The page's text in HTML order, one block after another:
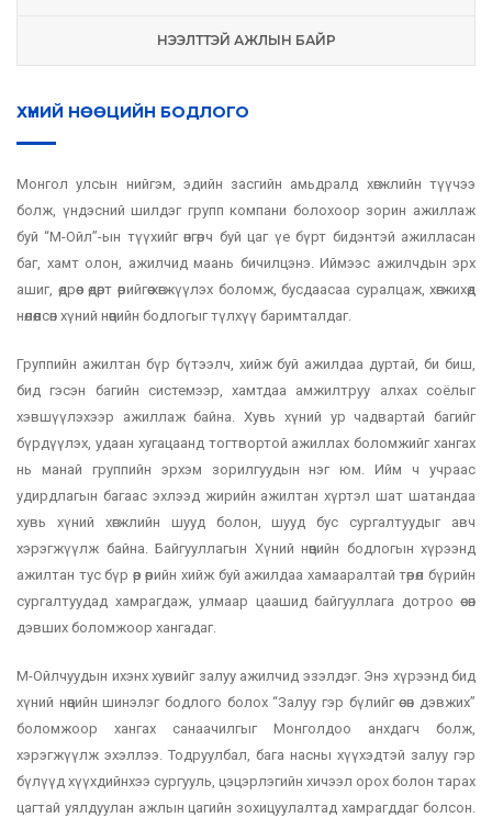
НЭЭЛТТЭЙ АЖЛЫН БАЙР
ХҮНИЙ НӨӨЦИЙН БОДЛОГО
Монгол улсын нийгэм, эдийн засгийн амьдралд хөгжлийн түүчээ
болж, үндэсний шилдэг групп компани болохоор зорин ажиллаж
буй “М-Ойл”-ын түүхийг өнгөрч буй цаг үе бүрт бидэнтэй ажилласан
баг, хамт олон, ажилчид маань бичилцэнэ. Иймээс ажилчдын эрх
ашиг, өдрөөс өдөрт өөрийгөө хөгжүүлэх боломж, бусдаасаа суралцаж, хөгжихөд
нөлөөлсөн хүний нөөцийн бодлогыг түлхүү баримталдаг.
Группийн ажилтан бүр бүтээлч, хийж буй ажилдаа дуртай, би биш,
бид гэсэн багийн системээр, хамтдаа амжилтруу алхах соёлыг
хэвшүүлэхээр ажиллаж байна. Хувь хүний ур чадвартай багийг
бүрдүүлэх, удаан хугацаанд тогтвортой ажиллах боломжийг хангах
нь манай группийн эрхэм зорилгуудын нэг юм. Ийм ч учраас
удирдлагын багаас эхлээд жирийн ажилтан хүртэл шат шатандаа
хувь хүний хөгжлийн шууд болон, шууд бус сургалтуудыг авч
хэрэгжүүлж байна. Байгууллагын Хүний нөөцийн бодлогын хүрээнд
ажилтан тус бүр өөр өөрийн хийж буй ажилдаа хамааралтай төрөл бүрийн
сургалтуудад хамрагдаж, улмаар цаашид байгууллага дотроо өсөн
дэвших боломжоор хангадаг.
М-Ойлчуудын ихэнх хувийг залуу ажилчид эзэлдэг. Энэ хүрээнд бид
хүний нөөцийн шинэлэг бодлого болох “Залуу гэр бүлийг өсөн дэвжих”
боломжоор хангах санаачилгыг Монголдоо анхдагч болж,
хэрэгжүүлж эхэллээ. Тодруулбал, бага насны хүүхэдтэй залуу гэр
бүлүүд хүүхдийнхээ сургууль, цэцэрлэгийн хичээл орох болон тарах
цагтай уялдуулан ажлын цагийн зохицуулалтад хамрагддаг болсон.